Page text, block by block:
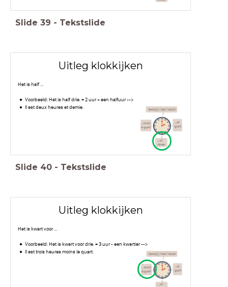
Slide 39 - Tekstslide
Uitleg klokkijken
Het is half ...
Voorbeeld: Het is half drie. = 2 uur + een halfuur -->
Il est deux heures et demie.
Slide 40 - Tekstslide
Uitleg klokkijken
Het is kwart voor ...
Voorbeeld: Het is kwart voor drie. = 3 uur - een kwartier -->
Il est trois heures moins le quart.